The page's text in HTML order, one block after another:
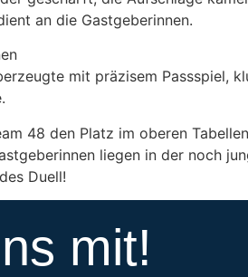
an die Gastgeberinnen.
mit präzisem Passspiel,
48 den Platz im oberen
liegen in der noch
Duell!
mit!